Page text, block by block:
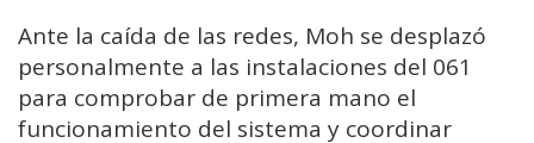
Ante la caída de las redes, Moh se desplazó
personalmente a las instalaciones del 061
para comprobar de primera mano el
funcionamiento del sistema y coordinar